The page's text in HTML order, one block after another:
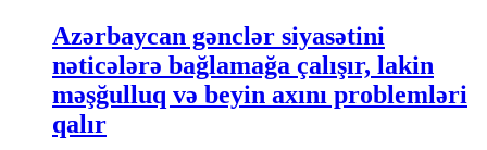
Azərbaycan gənclər siyasətini
nəticələrə bağlamağa çalışır, lakin
məşğulluq və beyin axını problemləri
qalır